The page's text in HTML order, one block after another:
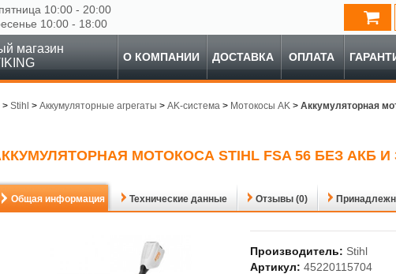
10:00 - 20:00
10:00 - 18:00
магазин
О КОМПАНИИ ДОСТАВКА ОПЛАТА
> Stihl > Аккумуляторные агрегаты > AK-система > Мотокосы AK > Аккумуляторная
МОТОКОСА STIHL FSA 56 БЕЗ АКБ И
Общая информация Технические данные Отзывы (0)
Производитель: Stihl
Артикул: 45220115704